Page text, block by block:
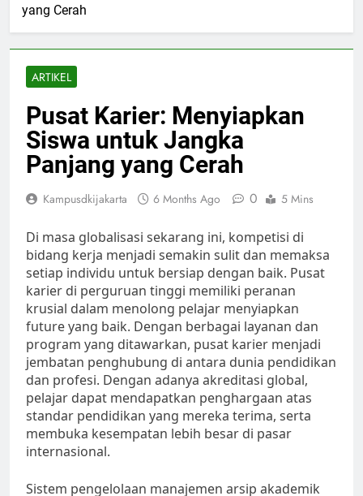
yang Cerah
ARTIKEL
Pusat Karier: Menyiapkan
Siswa untuk Jangka
Panjang yang Cerah
Kampusdkijakarta 6 Months Ago 0 5 Mins
Di masa globalisasi sekarang ini, kompetisi di
bidang kerja menjadi semakin sulit dan memaksa
setiap individu untuk bersiap dengan baik. Pusat
karier di perguruan tinggi memiliki peranan
krusial dalam menolong pelajar menyiapkan
future yang baik. Dengan berbagai layanan dan
program yang ditawarkan, pusat karier menjadi
jembatan penghubung di antara dunia pendidikan
dan profesi. Dengan adanya akreditasi global,
pelajar dapat mendapatkan penghargaan atas
standar pendidikan yang mereka terima, serta
membuka kesempatan lebih besar di pasar
internasional.
Sistem pengelolaan manajemen arsip akademik